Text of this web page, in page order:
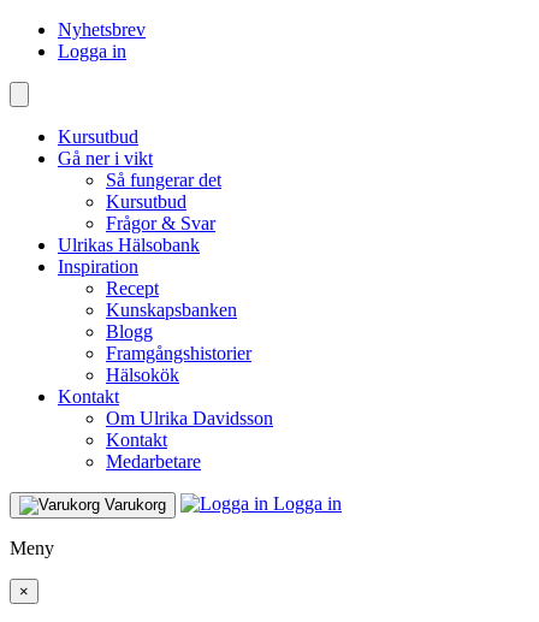
Nyhetsbrev
Logga in
Kursutbud
Gå ner i vikt
Så fungerar det
Kursutbud
Frågor & Svar
Ulrikas Hälsobank
Inspiration
Recept
Kunskapsbanken
Blogg
Framgångshistorier
Hälsokök
Kontakt
Om Ulrika Davidsson
Kontakt
Medarbetare
Varukorg Logga in
Meny
×